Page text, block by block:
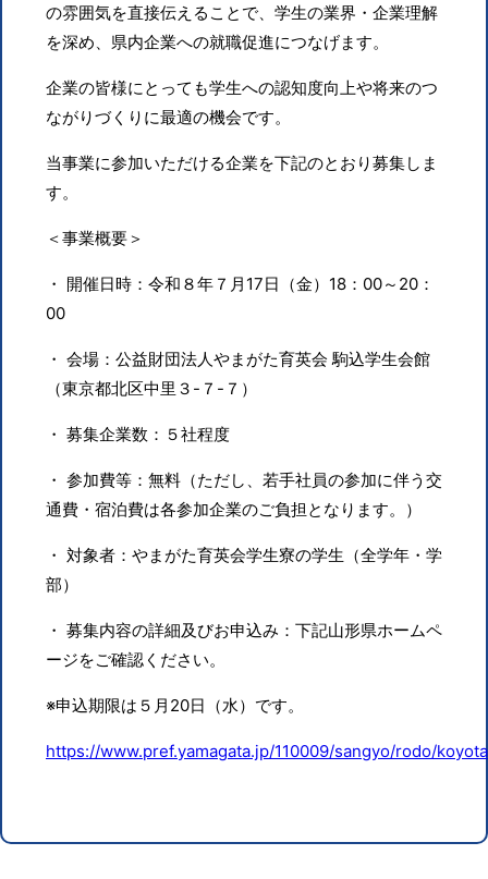
の雰囲気を直接伝えることで、学生の業界・企業理解
を深め、県内企業への就職促進につなげます。
企業の皆様にとっても学生への認知度向上や将来のつ
ながりづくりに最適の機会です。
当事業に参加いただける企業を下記のとおり募集しま
す。
＜事業概要＞
・ 開催日時：令和８年７月17日（金）18：00～20：
00
・ 会場：公益財団法人やまがた育英会 駒込学生会館
（東京都北区中里３-７-７）
・ 募集企業数：５社程度
・ 参加費等：無料（ただし、若手社員の参加に伴う交
通費・宿泊費は各参加企業のご負担となります。）
・ 対象者：やまがた育英会学生寮の学生（全学年・学
部）
・ 募集内容の詳細及びお申込み：下記山形県ホームペ
ージをご確認ください。
※申込期限は５月20日（水）です。
https://www.pref.yamagata.jp/110009/sangyo/rodo/